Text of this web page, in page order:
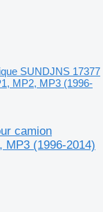
SUNDJNS 17377
MP2, MP3 (1996-
camion
MP3 (1996-2014)